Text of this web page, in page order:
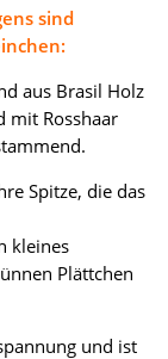
sind
aus Brasil Holz
mit Rosshaar
Spitze, die das
kleines
Plättchen
und ist